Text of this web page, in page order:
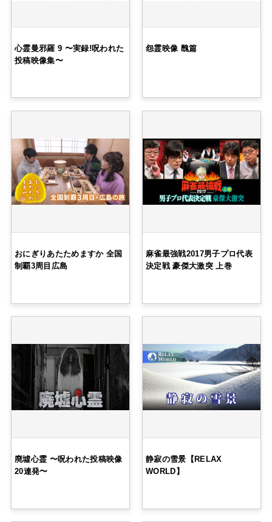
心霊曼邪羅 9 〜実録!呪われた
投稿映像集〜
怨霊映像 醜篇
おにぎりあたためますか 全国
制覇3周目広島
麻雀最強戦2017男子プロ代表
決定戦 豪傑大激突 上巻
廃墟心霊 〜呪われた投稿映像
20連発〜
静寂の雪景【RELAX
WORLD】